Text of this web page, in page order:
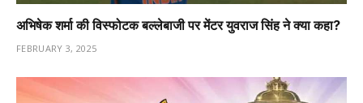
अभिषेक शर्मा की विस्फोटक बल्लेबाजी पर मेंटर युवराज सिंह ने क्या कहा?
FEBRUARY 3, 2025